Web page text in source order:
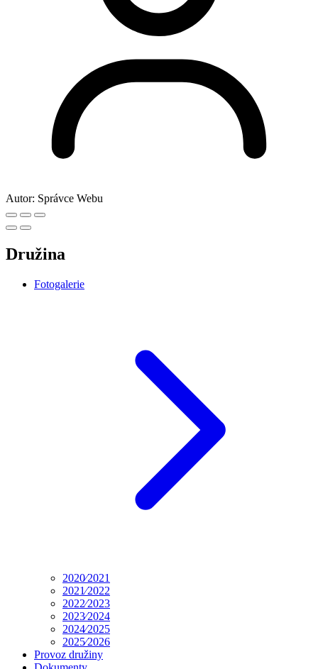
Autor: Správce Webu
Družina
Fotogalerie
2020⁄2021
2021⁄2022
2022⁄2023
2023⁄2024
2024⁄2025
2025⁄2026
Provoz družiny